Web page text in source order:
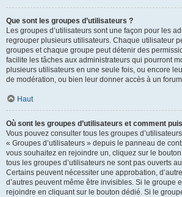
Que sont les groupes d’utilisateurs ?
Les groupes d’utilisateurs sont une façon pour les
regrouper plusieurs utilisateurs. Chaque utilisateur
groupes et chaque groupe peut détenir des
facilite les tâches aux administrateurs qui pourront
plusieurs utilisateurs en une seule fois, ou encore
de modération, ou bien leur donner accès à un
Haut
Où sont les groupes d’utilisateurs et comment
Vous pouvez consulter tous les groupes
« Groupes d’utilisateurs » depuis le panneau de
vous souhaitez en rejoindre un, cliquez sur le
tous les groupes d’utilisateurs ne sont pas ouverts
Certains peuvent nécessiter une approbation,
d’autres peuvent même être invisibles. Si le groupe
rejoindre en cliquant sur le bouton dédié. Si le